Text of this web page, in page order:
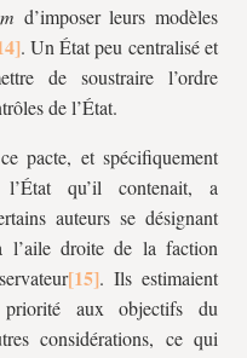
d’imposer leurs modèles
. Un État peu centralisé et
de soustraire l’ordre
de l’État.
pacte, et spécifiquement
qu’il contenait, a
auteurs se désignant
l’aile droite de la faction
. Ils estimaient
aux objectifs du
considérations, ce qui